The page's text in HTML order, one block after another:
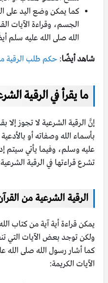
كما يمكن وضع اليد على
الجسم، وقراءة الآيات
الله صلى الله عليه سلم
شاهد أيضًا: حكم طلب الرقية
ما يقرأ في الرقية
إنَّ الرقية الشرعية لا تجوز إلا
بأسماء الله وصفاته أو
عليه وسلم، وفيما يأتي سيتم
تشرع قراءتها في الرقية
الرقية الشرعية من
يمكن قراءة أية آية من كتاب
ولكن توجد بعض الآيات التي
كما أشار رسول الله صلى
الآيات الكريمة: